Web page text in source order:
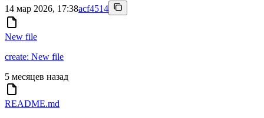
14 мар 2026, 17:38acf4514
New file
create: New file
5 месяцев назад
README.md